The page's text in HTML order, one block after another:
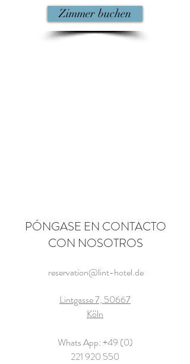
Zimmer buchen
PÓNGASE EN CONTACTO
CON NOSOTROS
reservation@lint-hotel.de
Lintgasse 7, 50667
Köln
Whats App:+49 (0)
221 920 550